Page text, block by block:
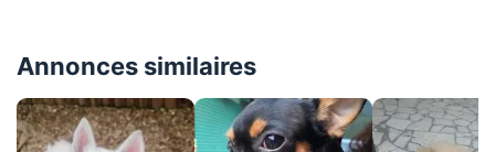
Annonces similaires